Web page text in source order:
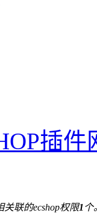
插件
联的ecshop权限1个